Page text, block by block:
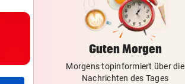
WETTLAUF IN EUROPA vor
Wann kommen die Robotaxis
nach Österreich?
MEGA-PROJEKT WACKELT vor
Guten Morgen
Morgens topinformiert über die
Nachrichten des Tages